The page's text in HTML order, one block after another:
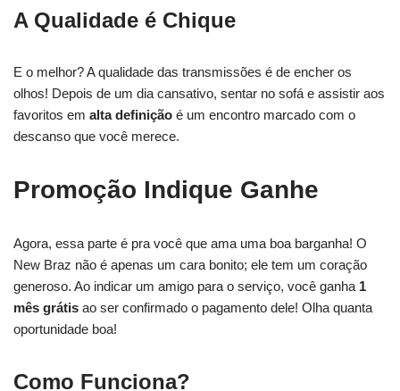
A Qualidade é Chique
E o melhor? A qualidade das transmissões é de encher os
olhos! Depois de um dia cansativo, sentar no sofá e assistir aos
favoritos em alta definição é um encontro marcado com o
descanso que você merece.
Promoção Indique Ganhe
Agora, essa parte é pra você que ama uma boa barganha! O
New Braz não é apenas um cara bonito; ele tem um coração
generoso. Ao indicar um amigo para o serviço, você ganha 1
mês grátis ao ser confirmado o pagamento dele! Olha quanta
oportunidade boa!
Como Funciona?